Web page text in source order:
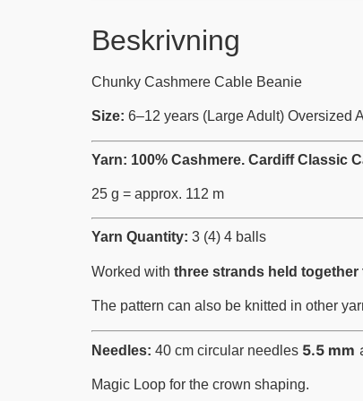
Beskrivning
Chunky Cashmere Cable Beanie
Size: 6–12 years (Large Adult) Oversized
Yarn: 100% Cashmere. Cardiff Classic
25 g = approx. 112 m
Yarn Quantity: 3 (4) 4 balls
Worked with three strands held
The pattern can also be knitted in other
Needles: 40 cm circular needles 5.5 mm
Magic Loop for the crown shaping.